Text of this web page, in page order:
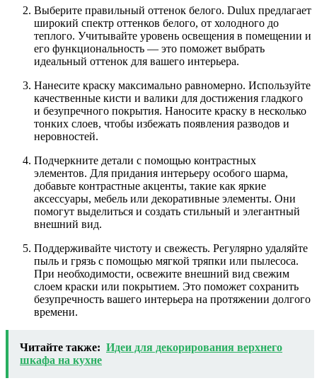
Выберите правильный оттенок белого. Dulux предлагает
широкий спектр оттенков белого, от холодного до
теплого. Учитывайте уровень освещения в помещении и
его функциональность — это поможет выбрать
идеальный оттенок для вашего интерьера.
Нанесите краску максимально равномерно. Используйте
качественные кисти и валики для достижения гладкого
и безупречного покрытия. Наносите краску в несколько
тонких слоев, чтобы избежать появления разводов и
неровностей.
Подчеркните детали с помощью контрастных
элементов. Для придания интерьеру особого шарма,
добавьте контрастные акценты, такие как яркие
аксессуары, мебель или декоративные элементы. Они
помогут выделиться и создать стильный и элегантный
внешний вид.
Поддерживайте чистоту и свежесть. Регулярно удаляйте
пыль и грязь с помощью мягкой тряпки или пылесоса.
При необходимости, освежите внешний вид свежим
слоем краски или покрытием. Это поможет сохранить
безупречность вашего интерьера на протяжении долгого
времени.
Читайте также: Идеи для декорирования верхнего
шкафа на кухне